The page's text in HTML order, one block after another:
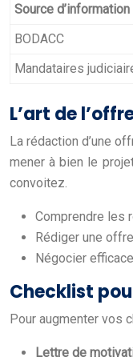
Source d’information
BODACC
Mandataires
L’art de
La rédaction d’une
mener à bien le
convoitez.
Comprendre les
Rédiger une
Négocier
Checklist
Pour augmenter vos
Lettre de